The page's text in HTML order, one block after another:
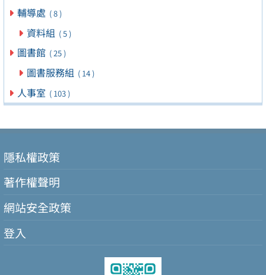
輔導處 ( 8 )
資料組 ( 5 )
圖書館 ( 25 )
圖書服務組 ( 14 )
人事室 ( 103 )
隱私權政策
著作權聲明
網站安全政策
登入